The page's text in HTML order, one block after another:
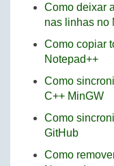
Como deixar
nas linhas no
Como copiar
Notepad++
Como
C++ MinGW
Como
GitHub
Como